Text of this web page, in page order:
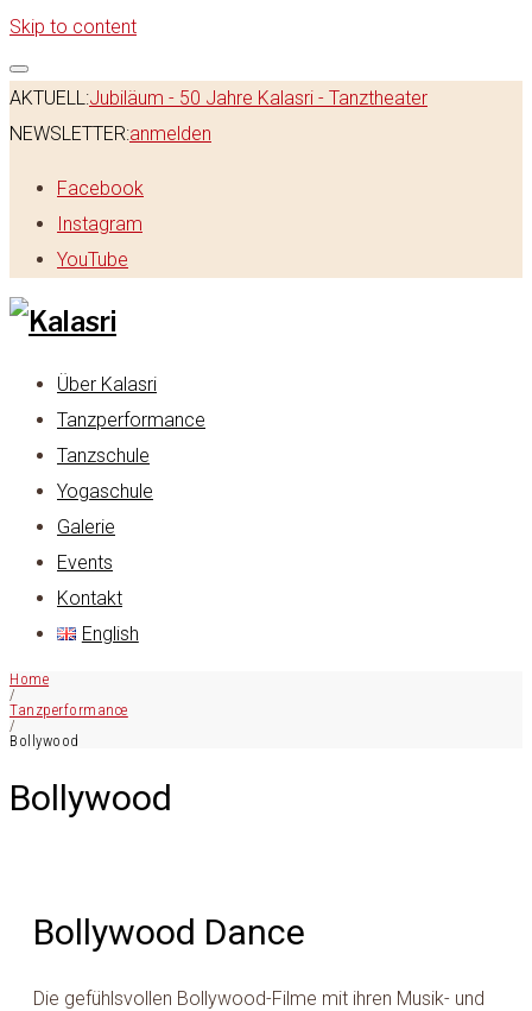
Skip to content
AKTUELL:Jubiläum - 50 Jahre Kalasri - Tanztheater
NEWSLETTER:anmelden
Facebook
Instagram
YouTube
Über Kalasri
Tanzperformance
Tanzschule
Yogaschule
Galerie
Events
Kontakt
English
Home
/
Tanzperformance
/
Bollywood
Bollywood
Bollywood Dance
Die gefühlsvollen Bollywood-Filme mit ihren Musik- und